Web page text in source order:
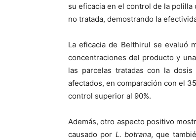
su eficacia en el control de la
no tratada, demostrando la
La eficacia de Belthirul se evaluó
concentraciones del producto y
las parcelas tratadas con la
afectados, en comparación con el
control superior al 90%.
Además, otro aspecto positivo
causado por L. botrana, que